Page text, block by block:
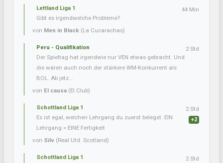
Lettland Liga 1
Gibt es irgendwelche Probleme?
von Men in Black (La Cucarachas)
44 Min
Peru - Qualifikation
Der Spieltag hat irgendwie nur VEN etwas gebracht. Und
die wären auch noch der stärkere WM-Konkurrent als
BOL. Ab jetz...
von El causa (El Club)
2 Std
Schottland Liga 1
Es ist egal, welchen Lehrgang du zuerst belegst. EIN
Lehrgang = EINE Fertigkeit
von Silv (Real Utd. Scotland)
2 Std
+2
Schottland Liga 1
2 Std